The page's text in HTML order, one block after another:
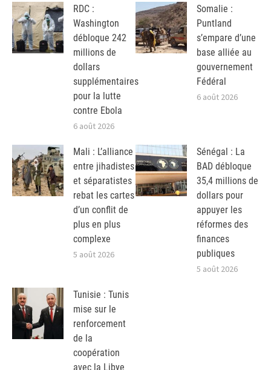
RDC :
Washington
débloque 242
millions de
dollars
supplémentaires
pour la lutte
contre Ebola
6 août 2026
Somalie :
Puntland
s’empare d’une
base alliée au
gouvernement
Fédéral
6 août 2026
Mali : L’alliance
entre jihadistes
et séparatistes
rebat les cartes
d’un conflit de
plus en plus
complexe
5 août 2026
Sénégal : La
BAD débloque
35,4 millions de
dollars pour
appuyer les
réformes des
finances
publiques
5 août 2026
Tunisie : Tunis
mise sur le
renforcement
de la
coopération
avec la Libye